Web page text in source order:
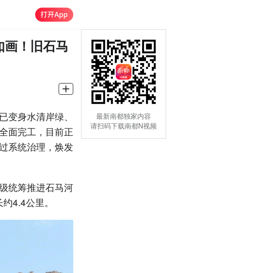
！旧石马
身水清岸绿、
面完工，目前正
系统治理，焕发
统筹推进石马河
4.4公里。
最新南都独家内容
请扫码下载南都N视频